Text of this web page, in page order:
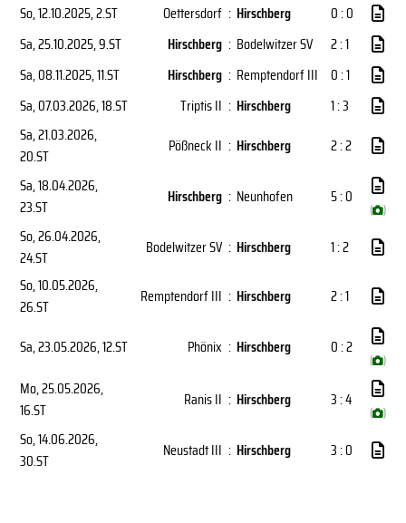
So, 12.10.2025, 2.ST Oettersdorf : Hirschberg
0 : 0
Sa, 25.10.2025, 9.ST Hirschberg : Bodelwitzer SV
2 : 1
Sa, 08.11.2025, 11.ST Hirschberg : Remptendorf III 0 : 1
Sa, 07.03.2026, 18.ST Triptis II : Hirschberg
1 : 3
Sa, 21.03.2026,
20.ST
Pößneck II : Hirschberg
2 : 2
Sa, 18.04.2026,
23.ST
Hirschberg : Neunhofen 5 : 0
( )
So, 26.04.2026,
24.ST
Bodelwitzer SV : Hirschberg
1 : 2
So, 10.05.2026,
26.ST
Remptendorf III : Hirschberg 2 : 1
Sa, 23.05.2026, 12.ST Phönix : Hirschberg 0 : 2
( )
Mo, 25.05.2026,
16.ST
Ranis II : Hirschberg 3 : 4
( )
So, 14.06.2026,
30.ST
Neustadt III : Hirschberg 3 : 0